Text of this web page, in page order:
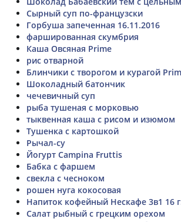
Сырный суп по-французски
Горбуша запеченная 16.11.2016
фаршированная скумбрия
Каша Овсяная Prime
рис отварной
Блинчики с творогом и курагой
Шоколадный батончик
чечевичный суп
рыба тушеная с морковью
тыквенная каша с рисом и изюмом
Тушенка с картошкой
Рычал-су
Йогурт Campina Fruttis
Бабка с фаршем
свекла с чесноком
рошен нуга кокосовая
Напиток кофейный Нескафе 3в1 16
Салат рыбный с грецким орехом